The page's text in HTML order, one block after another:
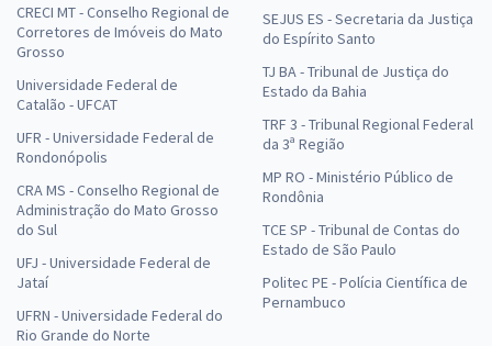
CRECI MT - Conselho Regional de
Corretores de Imóveis do Mato
Grosso
Universidade Federal de
Catalão - UFCAT
UFR - Universidade Federal de
Rondonópolis
CRA MS - Conselho Regional de
Administração do Mato Grosso
do Sul
UFJ - Universidade Federal de
Jataí
UFRN - Universidade Federal do
Rio Grande do Norte
SEJUS ES - Secretaria da Justiça
do Espírito Santo
TJ BA - Tribunal de Justiça do
Estado da Bahia
TRF 3 - Tribunal Regional Federal
da 3ª Região
MP RO - Ministério Público de
Rondônia
TCE SP - Tribunal de Contas do
Estado de São Paulo
Politec PE - Polícia Científica de
Pernambuco